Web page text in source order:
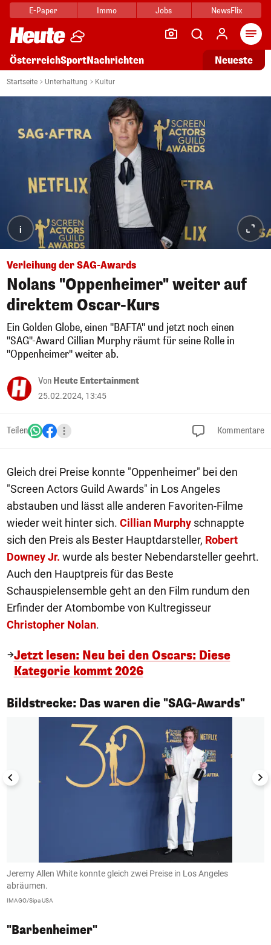
E-Paper Immo Jobs NewsFlix
ÖsterreichSportNachrichten Neueste
Startseite Unterhaltung Kultur
i
Verleihung der SAG-Awards
Nolans "Oppenheimer" weiter auf
direktem Oscar-Kurs
Ein Golden Globe, einen "BAFTA" und jetzt noch einen
"SAG"-Award Cillian Murphy räumt für seine Rolle in
"Oppenheimer" weiter ab.
Von Heute Entertainment
25.02.2024, 13:45
Teilen Kommentare
Gleich drei Preise konnte "Oppenheimer" bei den
"Screen Actors Guild Awards" in Los Angeles
abstauben und lässt alle anderen Favoriten-Filme
wieder weit hinter sich. Cillian Murphy schnappte
sich den Preis als Bester Hauptdarsteller, Robert
Downey Jr. wurde als bester Nebendarsteller geehrt.
Auch den Hauptpreis für das Beste
Schauspielensemble geht an den Film rundum den
Erfinder der Atombombe von Kultregisseur
Christopher Nolan.
Jetzt lesen: Neu bei den Oscars: Diese
Kategorie kommt 2026
Bildstrecke: Das waren die "SAG-Awards"
1/9
Jeremy Allen White konnte gleich zwei Preise in Los Angeles
abräumen.
IMAGO/Sipa USA
"Barbenheimer"